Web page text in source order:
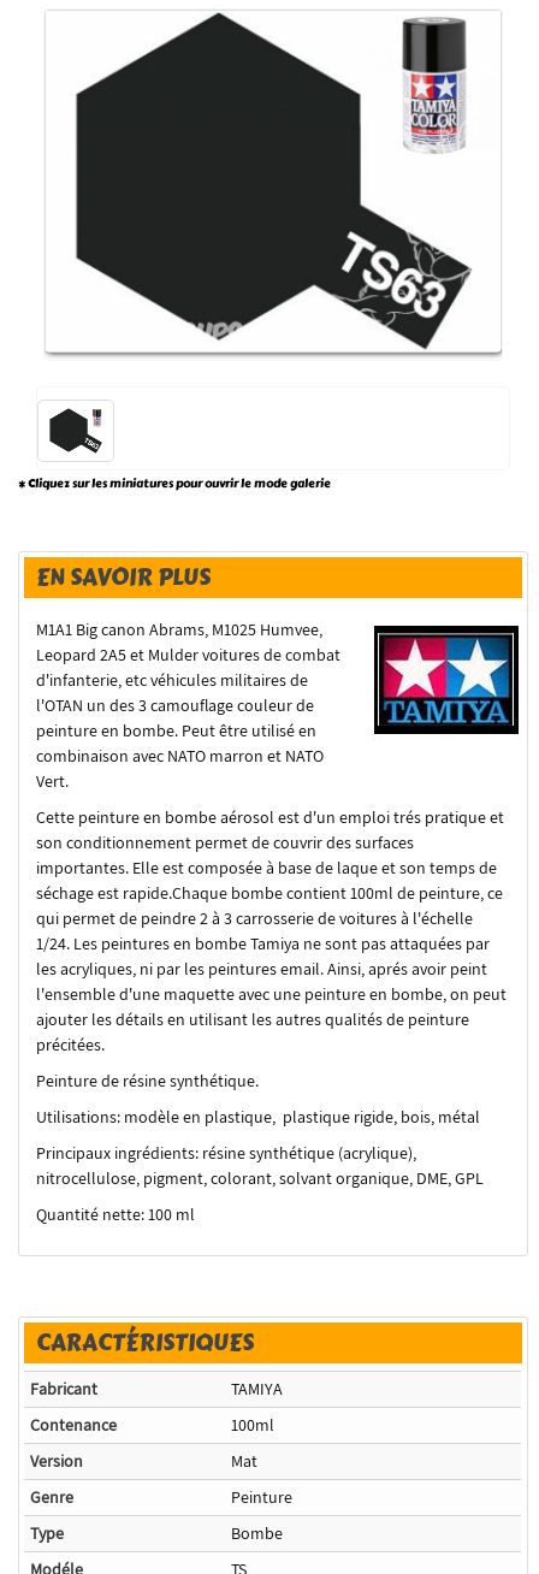
* Cliquez sur les miniatures pour ouvrir le mode galerie
EN SAVOIR PLUS
M1A1 Big canon Abrams, M1025 Humvee,
Leopard 2A5 et Mulder voitures de combat
d'infanterie, etc véhicules militaires de
l'OTAN un des 3 camouflage couleur de
peinture en bombe. Peut être utilisé en
combinaison avec NATO marron et NATO
Vert.
Cette peinture en bombe aérosol est d'un emploi trés pratique et
son conditionnement permet de couvrir des surfaces
importantes. Elle est composée à base de laque et son temps de
séchage est rapide.Chaque bombe contient 100ml de peinture, ce
qui permet de peindre 2 à 3 carrosserie de voitures à l'échelle
1/24. Les peintures en bombe Tamiya ne sont pas attaquées par
les acryliques, ni par les peintures email. Ainsi, aprés avoir peint
l'ensemble d'une maquette avec une peinture en bombe, on peut
ajouter les détails en utilisant les autres qualités de peinture
précitées.
Peinture de résine synthétique.
Utilisations: modèle en plastique, plastique rigide, bois, métal
Principaux ingrédients: résine synthétique (acrylique),
nitrocellulose, pigment, colorant, solvant organique, DME, GPL
Quantité nette: 100 ml
CARACTÉRISTIQUES
Fabricant
TAMIYA
Contenance
100ml
Version
Mat
Genre
Peinture
Type
Bombe
Modéle
TS